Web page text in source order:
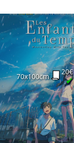
70x100cm
20€
✔